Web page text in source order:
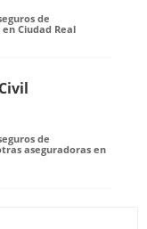
de
Ciudad Real
de
aseguradoras en